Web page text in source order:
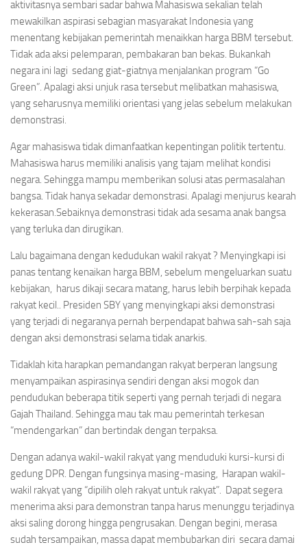
aktivitasnya sembari sadar bahwa Mahasiswa sekalian telah
mewakilkan aspirasi sebagian masyarakat Indonesia yang
menentang kebijakan pemerintah menaikkan harga BBM tersebut.
Tidak ada aksi pelemparan, pembakaran ban bekas. Bukankah
negara ini lagi sedang giat-giatnya menjalankan program “Go
Green”. Apalagi aksi unjuk rasa tersebut melibatkan mahasiswa,
yang seharusnya memiliki orientasi yang jelas sebelum melakukan
demonstrasi.
Agar mahasiswa tidak dimanfaatkan kepentingan politik tertentu.
Mahasiswa harus memiliki analisis yang tajam melihat kondisi
negara. Sehingga mampu memberikan solusi atas permasalahan
bangsa. Tidak hanya sekadar demonstrasi. Apalagi menjurus kearah
kekerasan.Sebaiknya demonstrasi tidak ada sesama anak bangsa
yang terluka dan dirugikan.
Lalu bagaimana dengan kedudukan wakil rakyat ? Menyingkapi isi
panas tentang kenaikan harga BBM, sebelum mengeluarkan suatu
kebijakan, harus dikaji secara matang, harus lebih berpihak kepada
rakyat kecil.. Presiden SBY yang menyingkapi aksi demonstrasi
yang terjadi di negaranya pernah berpendapat bahwa sah-sah saja
dengan aksi demonstrasi selama tidak anarkis.
Tidaklah kita harapkan pemandangan rakyat berperan langsung
menyampaikan aspirasinya sendiri dengan aksi mogok dan
pendudukan beberapa titik seperti yang pernah terjadi di negara
Gajah Thailand. Sehingga mau tak mau pemerintah terkesan
“mendengarkan” dan bertindak dengan terpaksa.
Dengan adanya wakil-wakil rakyat yang menduduki kursi-kursi di
gedung DPR. Dengan fungsinya masing-masing, Harapan wakil-
wakil rakyat yang “dipilih oleh rakyat untuk rakyat”. Dapat segera
menerima aksi para demonstran tanpa harus menunggu terjadinya
aksi saling dorong hingga pengrusakan. Dengan begini, merasa
sudah tersampaikan, massa dapat membubarkan diri secara damai